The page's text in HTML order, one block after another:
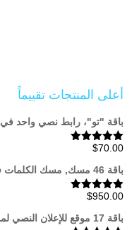
أعلى المنتجات تقييماً
باقة "تو"، رابط نصي واحد في 34 موقع لمدة شهر
تم التقييم
$70.00
باقة 46 مسك, مسك الكلمات في قوقل
تم التقييم
$950.00
باقة 17 موقع للإعلان النصي لمدة شهر